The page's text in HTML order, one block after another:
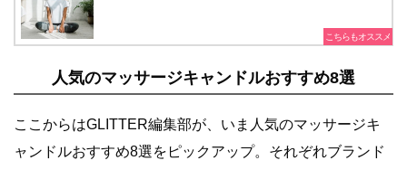
人気のマッサージキャンドルおすすめ8選
ここからはGLITTER編集部が、いま人気のマッサージキ
ャンドルおすすめ8選をピックアップ。それぞれブランド